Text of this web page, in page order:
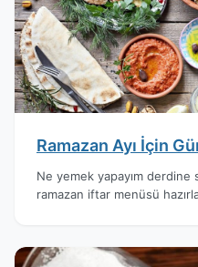
Ramazan Ayı İçin
Ne yemek yapayım
ramazan iftar menüsü